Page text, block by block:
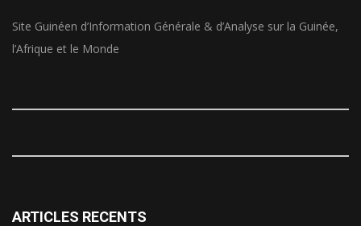
Site Guinéen d’Information Générale & d’Analyse sur la Guinée,
l’Afrique et le Monde
ARTICLES RECENTS